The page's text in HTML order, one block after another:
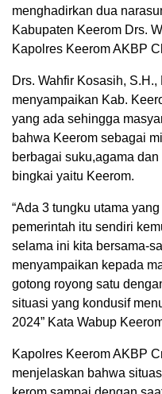
menghadirkan dua
Kabupaten Keerom Drs.
Kapolres Keerom AKBP
Drs. Wahfir Kosasih,
menyampaikan Kab.
yang ada sehingga
bahwa Keerom sebagai
berbagai suku,agama
bingkai yaitu Keerom.
“Ada 3 tungku utama
pemerintah itu sendiri
selama ini kita bersama-
menyampaikan kepada
gotong royong satu
situasi yang kondusif
2024” Kata Wabup
Kapolres Keerom AKBP
menjelaskan bahwa